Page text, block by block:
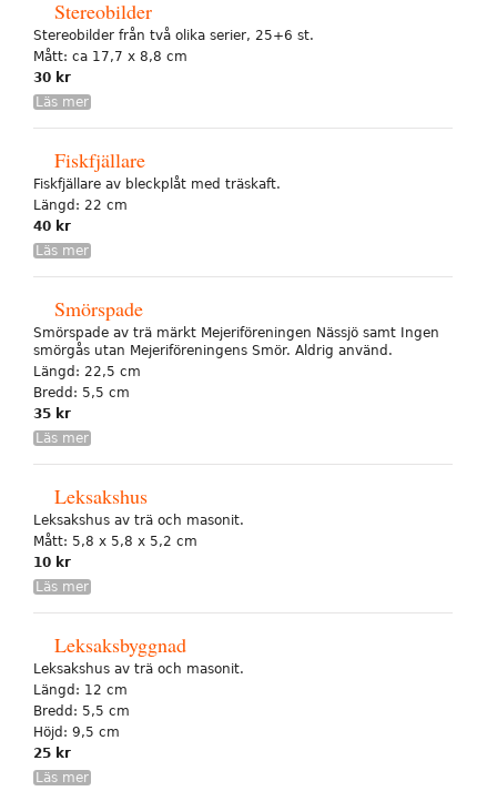
Stereobilder
Stereobilder från två olika serier, 25+6 st.
Mått: ca 17,7 x 8,8 cm
30 kr
Läs mer
Fiskfjällare
Fiskfjällare av bleckplåt med träskaft.
Längd: 22 cm
40 kr
Läs mer
Smörspade
Smörspade av trä märkt Mejeriföreningen Nässjö samt Ingen
smörgås utan Mejeriföreningens Smör. Aldrig använd.
Längd: 22,5 cm
Bredd: 5,5 cm
35 kr
Läs mer
Leksakshus
Leksakshus av trä och masonit.
Mått: 5,8 x 5,8 x 5,2 cm
10 kr
Läs mer
Leksaksbyggnad
Leksakshus av trä och masonit.
Längd: 12 cm
Bredd: 5,5 cm
Höjd: 9,5 cm
25 kr
Läs mer